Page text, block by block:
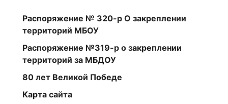
Распоряжение № 320-р О закреплении
территорий МБОУ
Распоряжение №319-р о закреплении
территорий за МБДОУ
80 лет Великой Победе
Карта сайта